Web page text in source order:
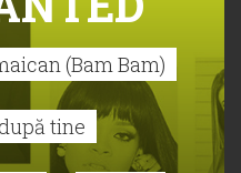
(Bam Bam)
tine